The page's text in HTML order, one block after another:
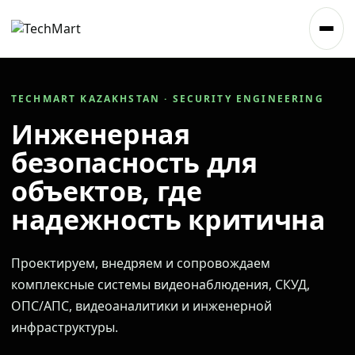
TECHMART KAZAKHSTAN · SECURITY ENGINEERING
Инженерная
безопасность для
объектов, где
надежность критична
Проектируем, внедряем и сопровождаем
комплексные системы видеонаблюдения, СКУД,
ОПС/АПС, видеоаналитики и инженерной
инфраструктуры.